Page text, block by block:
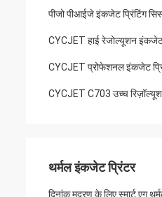
पीजो पीआईजे इंकजेट प्रिंटिंग
CYCJET हाई रेजोल्यूशन इंकजेट
CYCJET प्रोफेशनल इंकजेट
CYCJET C703 उच्च
थर्मल इंकजेट प्रिंटर
दिनांक मुद्रण के लिए स्मार्ट एग